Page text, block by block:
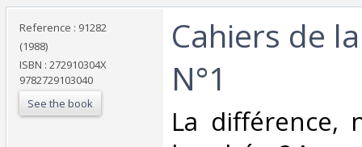
Reference : 91282
(1988)
ISBN : 272910304X
9782729103040
See the book
‎Cahiers de
N°1‎
‎La différence,